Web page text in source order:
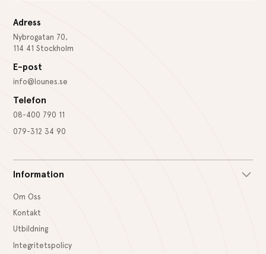
Adress
Nybrogatan 70,
114 41 Stockholm
E-post
info@lounes.se
Telefon
08-400 790 11
079-312 34 90
Information
Om Oss
Kontakt
Utbildning
Integritetspolicy